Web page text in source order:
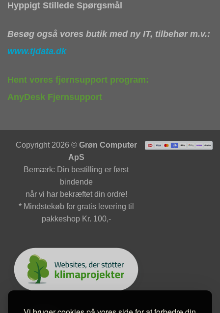
Hyppigt Stillede Spørgsmål
Besøg også vores butik med ny IT, tilbehør m.v.:
www.tjdata.dk
Hent vores fjernsupport program:
AnyDesk Fjernsupport
Copyright 2026 © Grøn Computer
ApS
Bemærk: Din bestilling er først
bindende
når vi har bekræftet din ordre!
* Mindstekøb for gratis levering til
pakkeshop Kr. 100,-